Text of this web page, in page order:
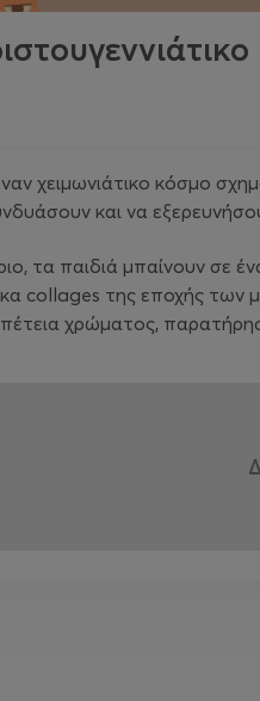
χειμωνιάτικο κόσμο
και να
τα παιδιά μπαίνουν σε
collages της εποχής των
χρώματος,